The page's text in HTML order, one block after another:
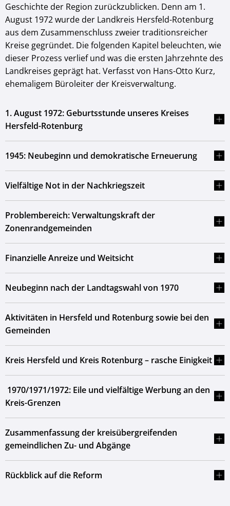
Geschichte der Region zurückzublicken. Denn am 1.
August 1972 wurde der Landkreis Hersfeld-Rotenburg
aus dem Zusammenschluss zweier traditionsreicher
Kreise gegründet. Die folgenden Kapitel beleuchten, wie
dieser Prozess verlief und was die ersten Jahrzehnte des
Landkreises geprägt hat. Verfasst von Hans-Otto Kurz,
ehemaligem Büroleiter der Kreisverwaltung.
1. August 1972: Geburtsstunde unseres Kreises
Hersfeld-Rotenburg
1945: Neubeginn und demokratische Erneuerung
Vielfältige Not in der Nachkriegszeit
Problembereich: Verwaltungskraft der
Zonenrandgemeinden
Finanzielle Anreize und Weitsicht
Neubeginn nach der Landtagswahl von 1970
Aktivitäten in Hersfeld und Rotenburg sowie bei den
Gemeinden
Kreis Hersfeld und Kreis Rotenburg – rasche Einigkeit
1970/1971/1972: Eile und vielfältige Werbung an den
Kreis-Grenzen
Zusammenfassung der kreisübergreifenden
gemeindlichen Zu- und Abgänge
Rückblick auf die Reform